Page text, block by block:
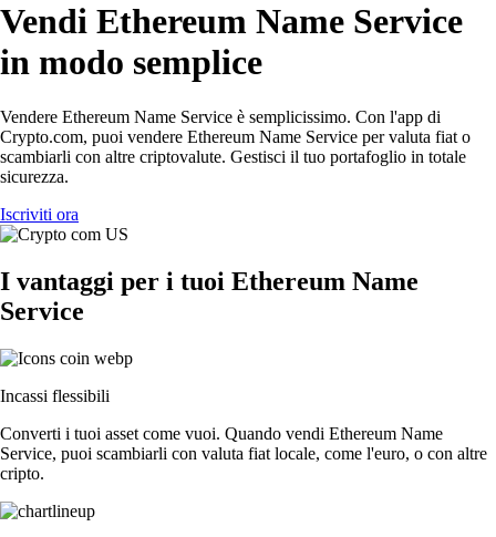
Vendi Ethereum Name Service
in modo semplice
Vendere Ethereum Name Service è semplicissimo. Con l'app di
Crypto.com, puoi vendere Ethereum Name Service per valuta fiat o
scambiarli con altre criptovalute. Gestisci il tuo portafoglio in totale
sicurezza.
Iscriviti ora
I vantaggi per i tuoi Ethereum Name
Service
Incassi flessibili
Converti i tuoi asset come vuoi. Quando vendi Ethereum Name
Service, puoi scambiarli con valuta fiat locale, come l'euro, o con altre
cripto.